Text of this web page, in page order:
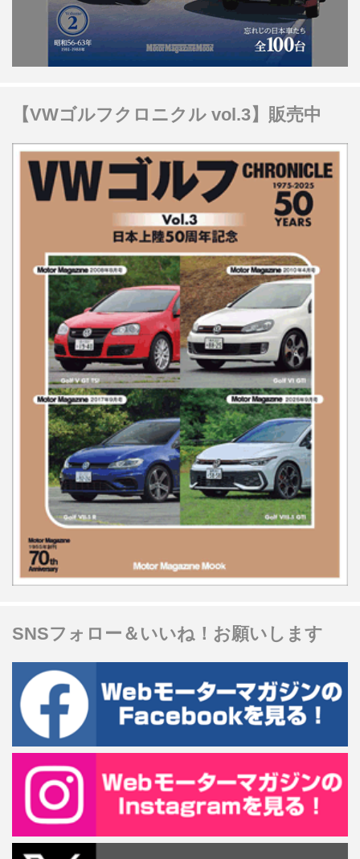
【VWゴルフクロニクル vol.3】販売中
SNSフォロー＆いいね！お願いします